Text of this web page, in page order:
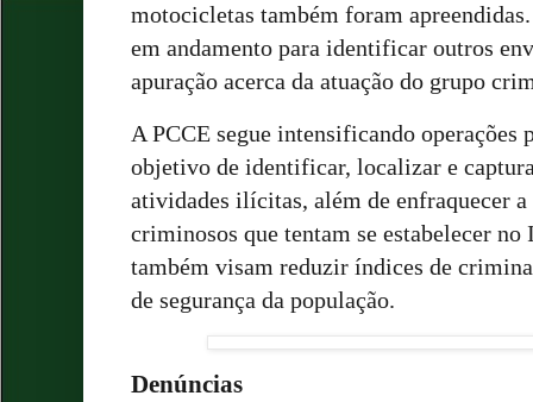
motocicletas também foram
em andamento para identificar outros
apuração acerca da atuação do grupo
A PCCE segue intensificando
objetivo de identificar, localizar e
atividades ilícitas, além de enfraquecer a
criminosos que tentam se estabelecer no
também visam reduzir índices de
de segurança da população.
Denúncias